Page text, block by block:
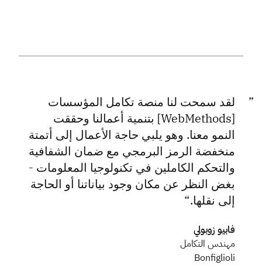
لقد سمحت لنا منصة تكامل المؤسسات
[WebMethods] بتنمية أعمالنا وحققت
النمو معنا. وهو يلبي حاجة الأعمال إلى أتمتة
منخفضة الرمز البرمجي مع ضمان الشفافية
والتحكم الكاملين في تكنولوجيا المعلومات -
بغض النظر عن مكان وجود بياناتنا أو الحاجة
إلى نقلها.
فابيو زوبولي
مهندس التكامل
Bonfiglioli